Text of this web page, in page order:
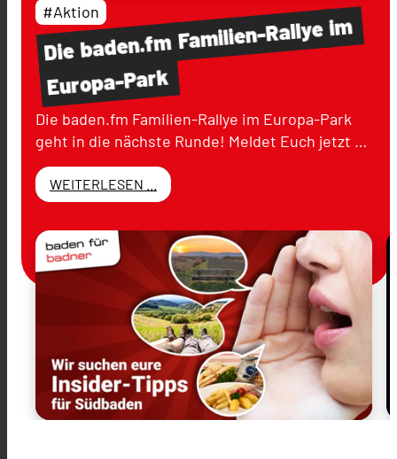
Diebaden.fmFamilien-Rallyeim
Europa-Park
#Aktion
Die baden.fm Familien-Rallye im Europa-Park
geht in die nächste Runde! Meldet Euch jetzt …
WEITERLESEN ...